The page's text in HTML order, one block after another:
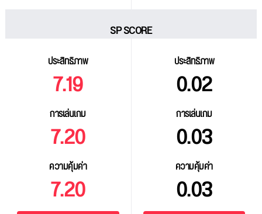
SP SCORE
ประสิทธิภาพ
7.19
การเล่นเกม
7.20
ความคุ้มค่า
7.20
ประสิทธิภาพ
0.02
การเล่นเกม
0.03
ความคุ้มค่า
0.03